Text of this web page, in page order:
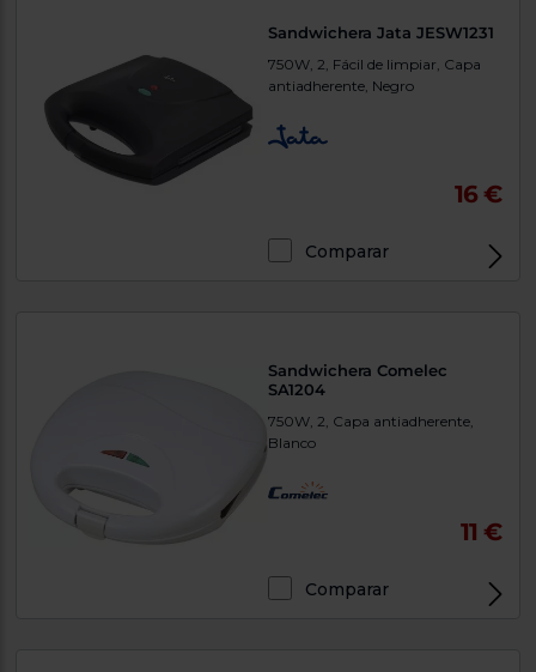
Sandwichera Jata JESW1231
750W, 2, Fácil de limpiar, Capa
antiadherente, Negro
16 €
Comparar
Sandwichera Comelec
SA1204
750W, 2, Capa antiadherente,
Blanco
11 €
Comparar